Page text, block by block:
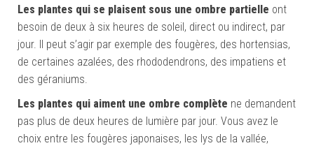
Les plantes qui se plaisent sous une ombre partielle ont
besoin de deux à six heures de soleil, direct ou indirect, par
jour. Il peut s’agir par exemple des fougères, des hortensias,
de certaines azalées, des rhododendrons, des impatiens et
des géraniums.
Les plantes qui aiment une ombre complète ne demandent
pas plus de deux heures de lumière par jour. Vous avez le
choix entre les fougères japonaises, les lys de la vallée,